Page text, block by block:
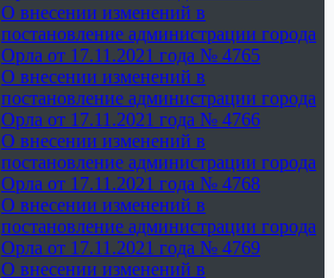
О внесении изменений в
постановление администрации города
Орла от 17.11.2021 года № 4765
О внесении изменений в
постановление администрации города
Орла от 17.11.2021 года № 4766
О внесении изменений в
постановление администрации города
Орла от 17.11.2021 года № 4768
О внесении изменений в
постановление администрации города
Орла от 17.11.2021 года № 4769
О внесении изменений в